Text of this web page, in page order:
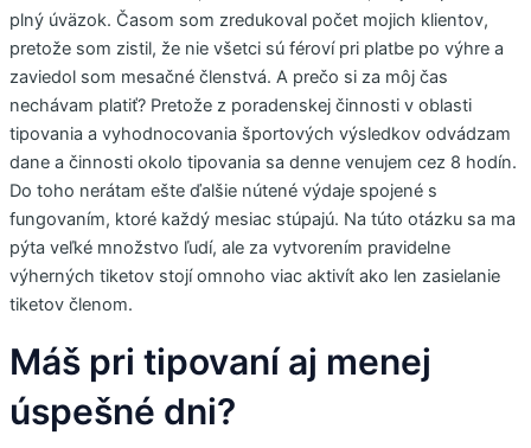
plný úväzok. Časom som zredukoval počet mojich klientov,
pretože som zistil, že nie všetci sú féroví pri platbe po výhre a
zaviedol som mesačné členstvá. A prečo si za môj čas
nechávam platiť? Pretože z poradenskej činnosti v oblasti
tipovania a vyhodnocovania športových výsledkov odvádzam
dane a činnosti okolo tipovania sa denne venujem cez 8 hodín.
Do toho nerátam ešte ďalšie nútené výdaje spojené s
fungovaním, ktoré každý mesiac stúpajú. Na túto otázku sa ma
pýta veľké množstvo ľudí, ale za vytvorením pravidelne
výherných tiketov stojí omnoho viac aktivít ako len zasielanie
tiketov členom.
Máš pri tipovaní aj menej
úspešné dni?